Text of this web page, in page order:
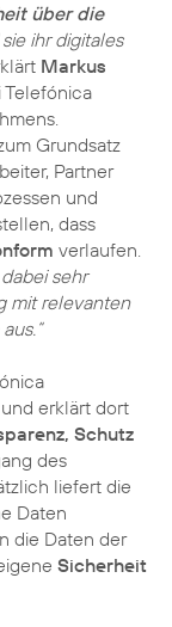
über die
ihr digitales
Markus
Telefónica
Grundsatz
Partner
und
dass
verlaufen.
sehr
mit relevanten
und erklärt dort
Schutz
des
liefert die
Daten
die Daten der
Sicherheit